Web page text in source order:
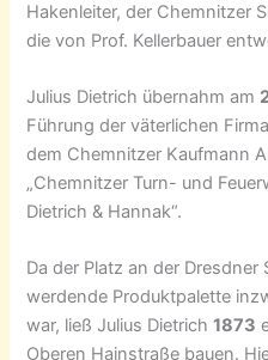
Hakenleiter, der Chemnitzer
die von Prof. Kellerbauer
Julius Dietrich übernahm am
Führung der väterlichen
dem Chemnitzer Kaufmann
„Chemnitzer Turn- und
Dietrich & Hannak“.
Da der Platz an der
werdende Produktpalette
war, ließ Julius Dietrich1873
Oberen Hainstraße bauen.